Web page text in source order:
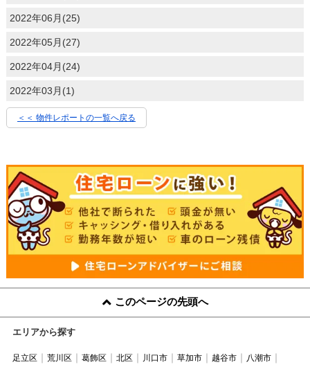
2022年06月(25)
2022年05月(27)
2022年04月(24)
2022年03月(1)
＜＜ 物件レポートの一覧へ戻る
このページの先頭へ
エリアから探す
足立区 荒川区 葛飾区 北区 川口市 草加市 越谷市 八潮市